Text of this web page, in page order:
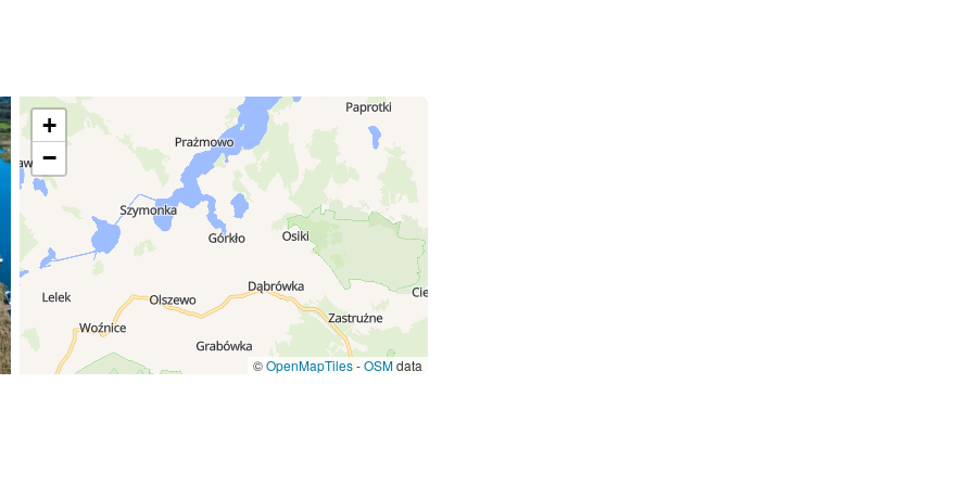
7,00 €
/ jour
130,00 €
/ jour
+
−
©OpenMapTiles-OSMdata